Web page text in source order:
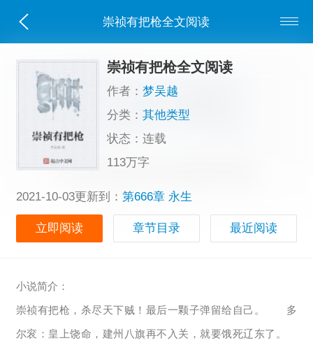
崇祯有把枪全文阅读
崇祯有把枪全文阅读
作者：梦吴越
分类：其他类型
状态：连载
113万字
2021-10-03更新到： 第666章 永生
立即阅读 章节目录 最近阅读
小说简介：
崇祯有把枪，杀尽天下贼！最后一颗子弹留给自己。 多
尔衮：皇上饶命，建州八旗再不入关，就要饿死辽东了。